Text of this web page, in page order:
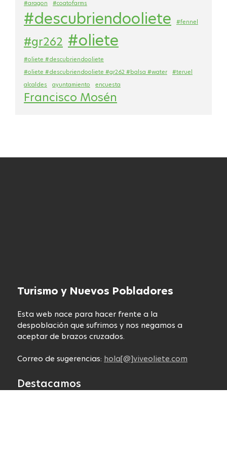
#aragon #coatofarms
#descubriendooliete #fennel
#gr262 #oliete
#oliete #descubriendooliete
#oliete #descubriendooliete #gr262 #balsa #water #teruel
alcaldes ayuntamiento encuesta
Francisco Mosén
Turismo y Nuevos Pobladores
Esta web nace para hacer frente a la
despoblación que sufrimos y nos negamos a
aceptar de brazos cruzados.
Correo de sugerencias: hola[@]viveoliete.com
Destacamos